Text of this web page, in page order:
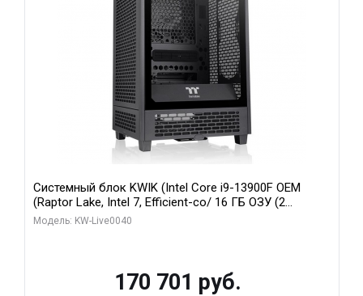
Системный блок KWIK (Intel Core i9-13900F OEM
(Raptor Lake, Intel 7, Efficient-co/ 16 ГБ ОЗУ (2
модуля)/ Gigabyte RTX5070 GAMING OC 12GB GDDR7
Модель: KW-Live0040
170 701 руб.